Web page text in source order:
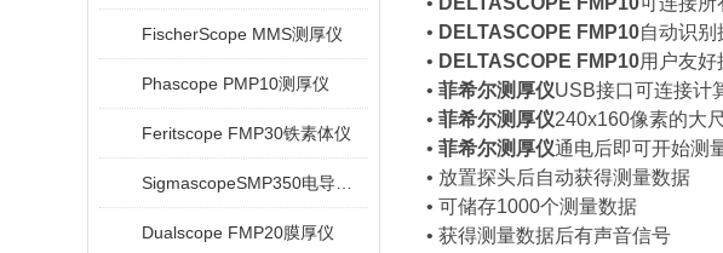
FischerScope MMS测厚仪
Phascope PMP10测厚仪
Feritscope FMP30铁素体仪
Dualscope FMP20膜厚仪
• DELTASCOPE FMP10自动识别
• DELTASCOPE FMP10用户友好
• 菲希尔测厚仪USB接口可连接计
• 菲希尔测厚仪240x160像素的大
• 菲希尔测厚仪通电后即可开始测
• 放置探头后自动获得测量数据
• 可储存1000个测量数据
• 获得测量数据后有声音信号